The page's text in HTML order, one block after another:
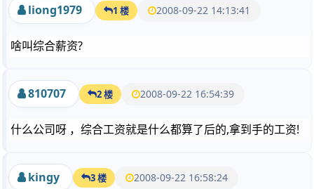
liong1979 1 楼 2008-09-22 14:13:41
啥叫综合薪资?
810707 2 楼 2008-09-22 16:54:39
什么公司呀 ，综合工资就是什么都算了后的,拿到手的工资!
kingy 3 楼 2008-09-22 16:58:24